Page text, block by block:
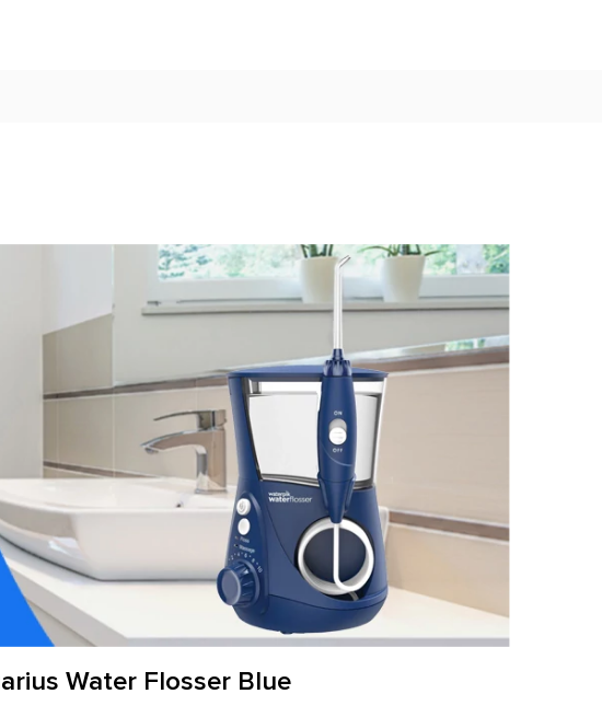
Water Flosser Blue